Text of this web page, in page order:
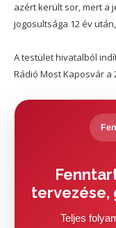
azért került sor, mert a
jogosultsága 12 év
A testület hivatalból
Rádió Most Kaposvár a
tervezése,
Teljes